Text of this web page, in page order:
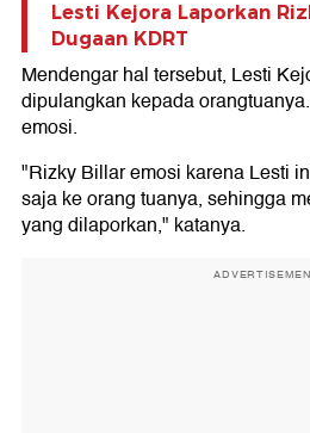
Lesti Kejora Laporkan
Dugaan KDRT
Mendengar hal tersebut, Lesti
dipulangkan kepada
emosi.
"Rizky Billar emosi karena Lesti
saja ke orang tuanya, sehingga
yang dilaporkan," katanya.